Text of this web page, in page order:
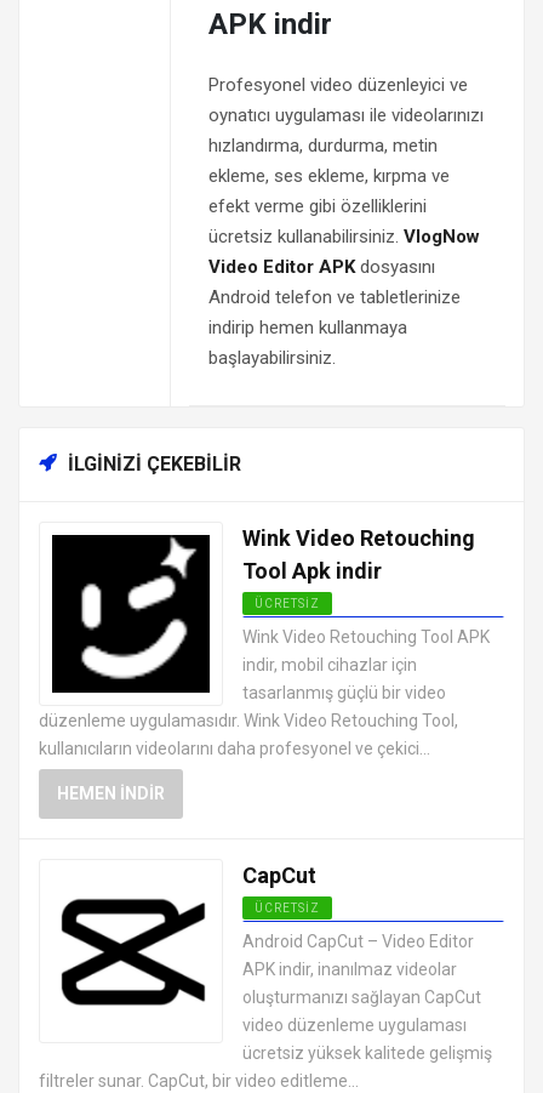
APK indir
Profesyonel video düzenleyici ve
oynatıcı uygulaması ile videolarınızı
hızlandırma, durdurma, metin
ekleme, ses ekleme, kırpma ve
efekt verme gibi özelliklerini
ücretsiz kullanabilirsiniz. VlogNow
Video Editor APKdosyasını
Android telefon ve tabletlerinize
indirip hemen kullanmaya
başlayabilirsiniz.
İLGINIZI ÇEKEBILIR
Wink Video Retouching
Tool Apk indir
ÜCRETSIZ
ANDROID VIDEO OYNATICI VE
DÜZENLEYICI UYGULAMALARI APK
Wink Video Retouching Tool APK
indir, mobil cihazlar için
tasarlanmış güçlü bir video
düzenleme uygulamasıdır. Wink Video Retouching Tool,
kullanıcıların videolarını daha profesyonel ve çekici...
HEMEN İNDIR
CapCut
ÜCRETSIZ
ANDROID VIDEO OYNATICI VE
DÜZENLEYICI UYGULAMALARI APK
Android CapCut – Video Editor
APK indir, inanılmaz videolar
oluşturmanızı sağlayan CapCut
video düzenleme uygulaması
ücretsiz yüksek kalitede gelişmiş
filtreler sunar. CapCut, bir video editleme...